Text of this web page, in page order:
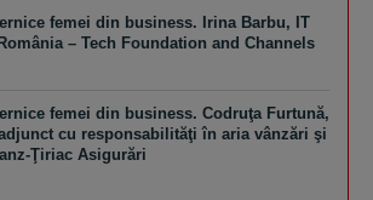
femei din business. Irina Barbu, IT
– Tech Foundation and Channels
femei din business. Codruţa Furtună,
cu responsabilităţi în aria vânzări şi
Ţiriac Asigurări